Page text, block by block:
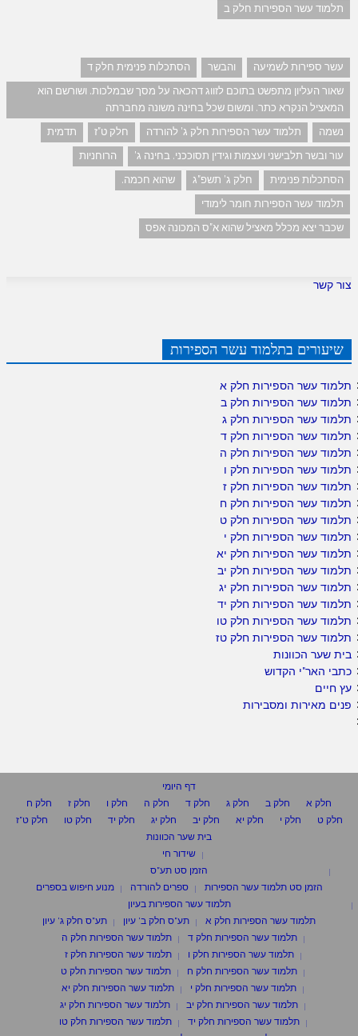
תלמוד עשר הספירות חלק ב
עשר ספירות לשמיעה והבשר
הסתכלות פנימית חלק ד
שאור העליון מתפשט בתוכם לזווג דהכאה על מסך שבמלכות. ושורשם הוא
המאציל הנקרא כתר. ומשום שכל בחינה משונה מחברתה
נשמה
תלמוד עשר הספירות חלק ג' להורדה חלק ט"ז
תדמית
עור ובשר תלבישני ועצמות וגידין תסוככני. בחינה ג'
הרוחניות
הסתכלות פנימית
חלק ג' תשפ"ג
שהוא חכמה.
תלמוד עשר הספירות חומר לימודי
שכבר יצא מכלל מאציל שהוא א"ס המכונה אפס
צור קשר
שיעורים בתלמוד עשר הספירות
תלמוד עשר הספירות חלק א
תלמוד עשר הספירות חלק ב
תלמוד עשר הספירות חלק ג
תלמוד עשר הספירות חלק ד
תלמוד עשר הספירות חלק ה
תלמוד עשר הספירות חלק ו
תלמוד עשר הספירות חלק ז
תלמוד עשר הספירות חלק ח
תלמוד עשר הספירות חלק ט
תלמוד עשר הספירות חלק י
תלמוד עשר הספירות חלק יא
תלמוד עשר הספירות חלק יב
תלמוד עשר הספירות חלק יג
תלמוד עשר הספירות חלק יד
תלמוד עשר הספירות חלק טו
תלמוד עשר הספירות חלק טז
בית שער הכוונות
כתבי האר"י הקדוש
עץ חיים
פנים מאירות ומסבירות
דף היומי
חלק א
חלק ב חלק ג חלק ד חלק ה חלק ו חלק ז
חלק ח
חלק ט
חלק י חלק יא חלק יב חלק יג חלק יד חלק טו
חלק ט"ז
בית שער הכוונות
שידור חי
הזמן סט תע"ס
הזמן סט תלמוד עשר הספירות
ספרים להורדה
מנוע חיפוש בספרים
תלמוד עשר הספירות בעיון
תלמוד עשר הספירות חלק א
תע"ס חלק ב' עיון
תע"ס חלק ג' עיון
תלמוד עשר הספירות חלק ד
תלמוד עשר הספירות חלק ה
תלמוד עשר הספירות חלק ו
תלמוד עשר הספירות חלק ז
תלמוד עשר הספירות חלק ח
תלמוד עשר הספירות חלק ט
תלמוד עשר הספירות חלק י
תלמוד עשר הספירות חלק יא
תלמוד עשר הספירות חלק יב
תלמוד עשר הספירות חלק יג
תלמוד עשר הספירות חלק יד
תלמוד עשר הספירות חלק טו